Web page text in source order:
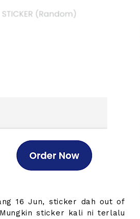
16 Jun, sticker dah out of
sticker kali ni terlalu